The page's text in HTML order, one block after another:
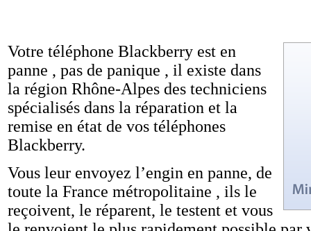
Votre téléphone Blackberry est en
panne , pas de panique , il existe dans
la région Rhône-Alpes des techniciens
spécialisés dans la réparation et la
remise en état de vos téléphones
Blackberry.
Vous leur envoyez l’engin en panne, de
toute la France métropolitaine , ils le
reçoivent, le réparent, le testent et vous